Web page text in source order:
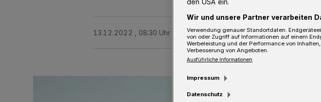
13.12.2022 , 08:30 Uhr 3 Minuten Lesezeit
den USA ein.
Wir und unsere Partner verarbeiten
Verwendung genauer Standortdaten.
von oder Zugriff auf Informationen auf einem
Werbeleistung und der Performance von
Verbesserung von Angeboten.
Ausführliche Informationen
Impressum
Datenschutz